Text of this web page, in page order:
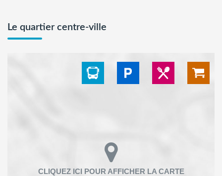
Le quartier centre-ville